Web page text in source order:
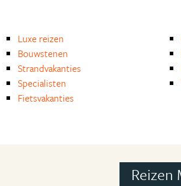
Luxe reizen
Bouwstenen
Strandvakanties
Specialisten
Fietsvakanties
Reizen